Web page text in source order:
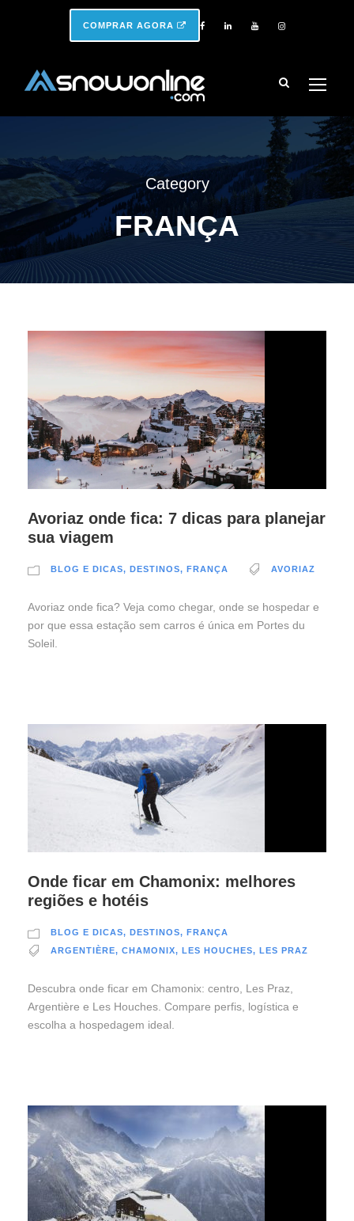
COMPRAR AGORA
Category
FRANÇA
Avoriaz onde fica: 7 dicas para planejar
sua viagem
BLOG E DICAS, DESTINOS, FRANÇA AVORIAZ
Avoriaz onde fica? Veja como chegar, onde se hospedar e
por que essa estação sem carros é única em Portes du
Soleil.
Onde ficar em Chamonix: melhores
regiões e hotéis
BLOG E DICAS, DESTINOS, FRANÇA
ARGENTIÈRE, CHAMONIX, LES HOUCHES, LES PRAZ
Descubra onde ficar em Chamonix: centro, Les Praz,
Argentière e Les Houches. Compare perfis, logística e
escolha a hospedagem ideal.